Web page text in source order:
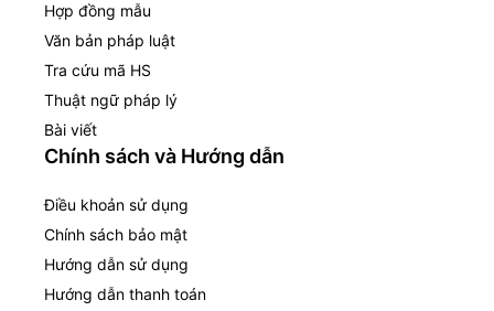
Hợp đồng mẫu
Văn bản pháp luật
Tra cứu mã HS
Thuật ngữ pháp lý
Bài viết
Chính sách và Hướng dẫn
Điều khoản sử dụng
Chính sách bảo mật
Hướng dẫn sử dụng
Hướng dẫn thanh toán